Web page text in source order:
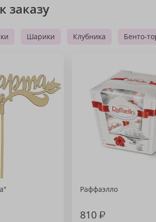
заказу
Шарики Клубника Бенто-
Раффаэлло
810₽